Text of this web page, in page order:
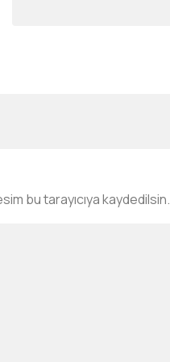
bu tarayıcıya kaydedilsin.